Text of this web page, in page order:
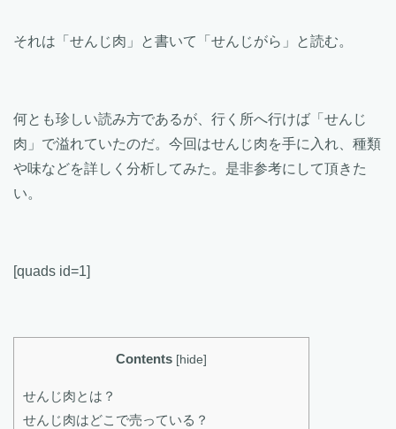
それは「せんじ肉」と書いて「せんじがら」と読む。
何とも珍しい読み方であるが、行く所へ行けば「せんじ
肉」で溢れていたのだ。今回はせんじ肉を手に入れ、種類
や味などを詳しく分析してみた。是非参考にして頂きた
い。
[quads id=1]
Contents [hide]
せんじ肉とは？
せんじ肉はどこで売っている？